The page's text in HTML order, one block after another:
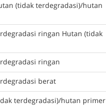
(tidak terdegradasi)/hutan
ringan Hutan (tidak
ringan
berat
terdegradasi)/hutan primer